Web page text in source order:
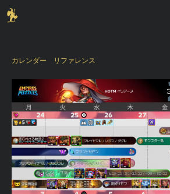
カレンダー リファレンス